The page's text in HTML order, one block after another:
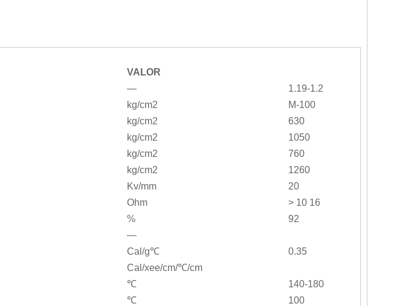
VALOR
—
1.19-1.2
kg/cm2
M-100
kg/cm2
630
kg/cm2
1050
kg/cm2
760
kg/cm2 1260
Kv/mm
20
Ohm > 10 16
%
92
—
Cal/g℃
0.35
Cal/xee/cm/℃/cm
℃
140-180
℃
100